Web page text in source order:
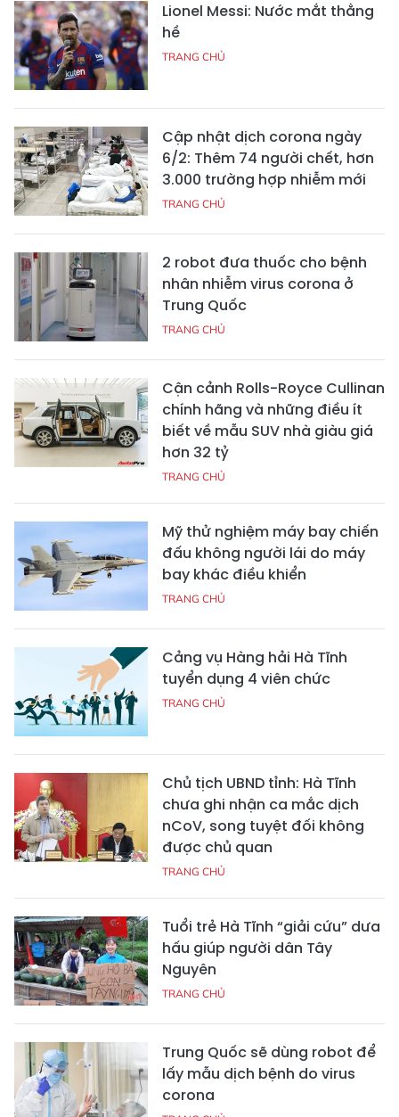
Lionel Messi: Nước mắt thằng
hề
TRANG CHỦ
Cập nhật dịch corona ngày
6/2: Thêm 74 người chết, hơn
3.000 trường hợp nhiễm mới
TRANG CHỦ
2 robot đưa thuốc cho bệnh
nhân nhiễm virus corona ở
Trung Quốc
TRANG CHỦ
Cận cảnh Rolls-Royce Cullinan
chính hãng và những điều ít
biết về mẫu SUV nhà giàu giá
hơn 32 tỷ
TRANG CHỦ
Mỹ thử nghiệm máy bay chiến
đấu không người lái do máy
bay khác điều khiển
TRANG CHỦ
Cảng vụ Hàng hải Hà Tĩnh
tuyển dụng 4 viên chức
TRANG CHỦ
Chủ tịch UBND tỉnh: Hà Tĩnh
chưa ghi nhận ca mắc dịch
nCoV, song tuyệt đối không
được chủ quan
TRANG CHỦ
Tuổi trẻ Hà Tĩnh “giải cứu” dưa
hấu giúp người dân Tây
Nguyên
TRANG CHỦ
Trung Quốc sẽ dùng robot để
lấy mẫu dịch bệnh do virus
corona